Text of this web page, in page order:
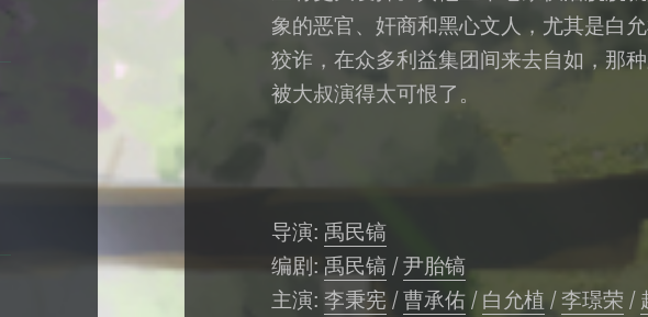
象的恶官、奸商和黑心文人，尤其是白
狡诈，在众多利益集团间来去自如，那
被大叔演得太可恨了。
导演: 禹民镐
编剧: 禹民镐/尹胎镐
主演:李秉宪 /曹承佑/白允植 /李璟荣 /